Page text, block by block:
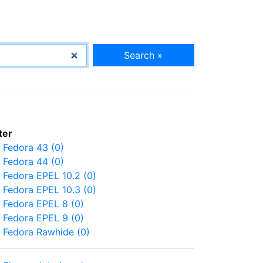
Search »
Fedora 43 (0)
Fedora 44 (0)
Fedora EPEL 10.2 (0)
Fedora EPEL 10.3 (0)
Fedora EPEL 8 (0)
Fedora EPEL 9 (0)
Fedora Rawhide (0)